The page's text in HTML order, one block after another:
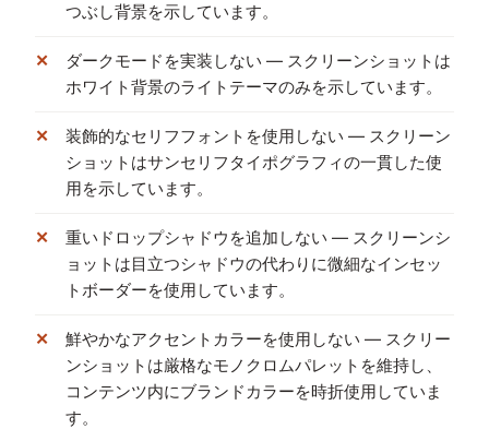
つぶし背景を示しています。
ダークモードを実装しない — スクリーンショットは
ホワイト背景のライトテーマのみを示しています。
装飾的なセリフフォントを使用しない — スクリーン
ショットはサンセリフタイポグラフィの一貫した使
用を示しています。
重いドロップシャドウを追加しない — スクリーンシ
ョットは目立つシャドウの代わりに微細なインセッ
トボーダーを使用しています。
鮮やかなアクセントカラーを使用しない — スクリー
ンショットは厳格なモノクロムパレットを維持し、
コンテンツ内にブランドカラーを時折使用していま
す。